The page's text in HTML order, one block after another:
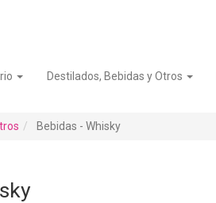
Destilados, Bebidas y Otros
Bebidas - Whisky